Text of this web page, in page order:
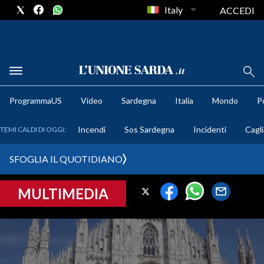
METEO
CRONACA SARDEGNA
PROVINCIA DI CAGLIARI
SULCIS IGLESIENTE
Italy ACCEDI
ProgrammaUS Video Sardegna Italia Mondo
TEMI CALDI DI OGGI: Incendi Sos Sardegna Incidenti
SFOGLIA IL QUOTIDIANO
MULTIMEDIA